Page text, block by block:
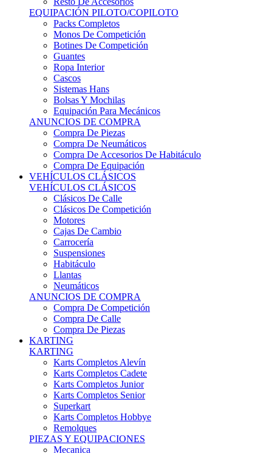
EQUIPACIÓN PILOTO/COPILOTO
Packs Completos
Monos De Competición
Botines De Competición
Guantes
Ropa Interior
Cascos
Sistemas Hans
Bolsas Y Mochilas
Equipación Para Mecánicos
ANUNCIOS DE COMPRA
Compra De Piezas
Compra De Neumáticos
Compra De Accesorios De Habitáculo
Compra De Equipación
VEHÍCULOS CLÁSICOS
VEHÍCULOS CLÁSICOS
Clásicos De Calle
Clásicos De Competición
Motores
Cajas De Cambio
Carrocería
Suspensiones
Habitáculo
Llantas
Neumáticos
ANUNCIOS DE COMPRA
Compra De Competición
Compra De Calle
Compra De Piezas
KARTING
KARTING
Karts Completos Alevín
Karts Completos Cadete
Karts Completos Junior
Karts Completos Senior
Superkart
Karts Completos Hobbye
Remolques
PIEZAS Y EQUIPACIONES
Mecanica